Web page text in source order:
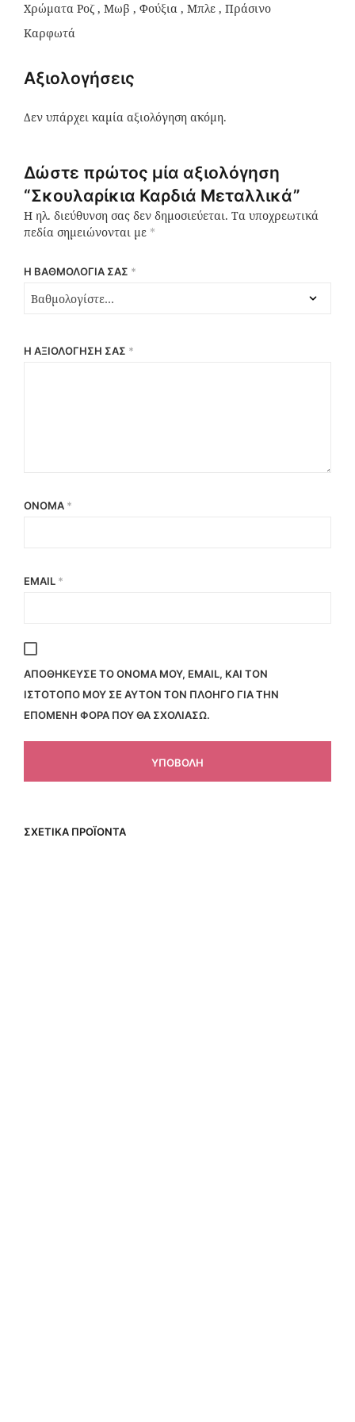
Χρώματα Ροζ , Μωβ , Φούξια , Μπλε , Πράσινο
Καρφωτά
Αξιολογήσεις
Δεν υπάρχει καμία αξιολόγηση ακόμη.
Δώστε πρώτος μία αξιολόγηση
“Σκουλαρίκια Καρδιά Μεταλλικά”
Η ηλ. διεύθυνση σας δεν δημοσιεύεται. Τα υποχρεωτικά
πεδία σημειώνονται με *
Η ΒΑΘΜΟΛΟΓΊΑ ΣΑΣ *
Η ΑΞΙΟΛΌΓΗΣΉ ΣΑΣ *
ΌΝΟΜΑ *
EMAIL *
ΑΠΟΘΉΚΕΥΣΕ ΤΟ ΌΝΟΜΆ ΜΟΥ, EMAIL, ΚΑΙ ΤΟΝ
ΙΣΤΌΤΟΠΟ ΜΟΥ ΣΕ ΑΥΤΌΝ ΤΟΝ ΠΛΟΗΓΌ ΓΙΑ ΤΗΝ
ΕΠΌΜΕΝΗ ΦΟΡΆ ΠΟΥ ΘΑ ΣΧΟΛΙΆΣΩ.
ΣΧΕΤΙΚΆ ΠΡΟΪΌΝΤΑ